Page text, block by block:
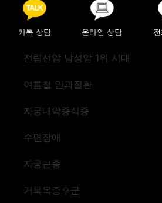
Posted in 의료정보
Post navigation
“전립선비대 절제술 ‘리줌’”
카톡 상담 온라인 상담
전립선암 남성암 1위 시대
여름철 안과질환
자궁내막증식증
수면장애
자궁근종
거북목증후군